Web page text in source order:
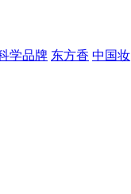
学品牌 东方香 中国妆